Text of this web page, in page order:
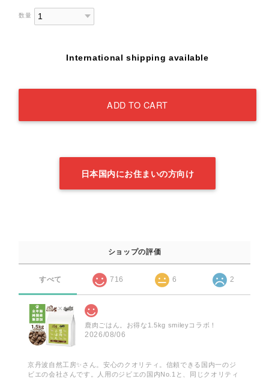
数量
International shipping available
ADD TO CART
日本国内にお住まいの方向け
ショップの評価
すべて 716 6 2
鹿肉ごはん。お得な1.5kg smileyコラボ！
2026/08/06
京丹波自然工房✨️さん。安心のクオリティ。信頼できる国内一のジ
ビエの会社さんです。人用のジビエの国内No.1と、同じクオリティ